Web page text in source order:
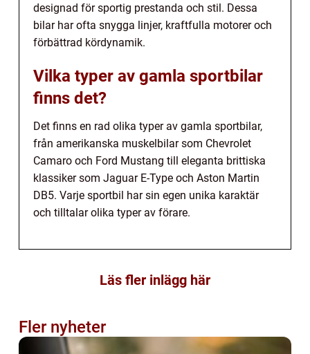
designad för sportig prestanda och stil. Dessa
bilar har ofta snygga linjer, kraftfulla motorer och
förbättrad kördynamik.
Vilka typer av gamla sportbilar
finns det?
Det finns en rad olika typer av gamla sportbilar,
från amerikanska muskelbilar som Chevrolet
Camaro och Ford Mustang till eleganta brittiska
klassiker som Jaguar E-Type och Aston Martin
DB5. Varje sportbil har sin egen unika karaktär
och tilltalar olika typer av förare.
Läs fler inlägg här
Fler nyheter